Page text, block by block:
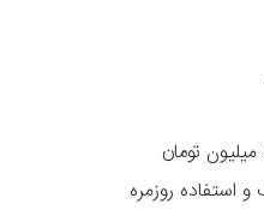
روزمره